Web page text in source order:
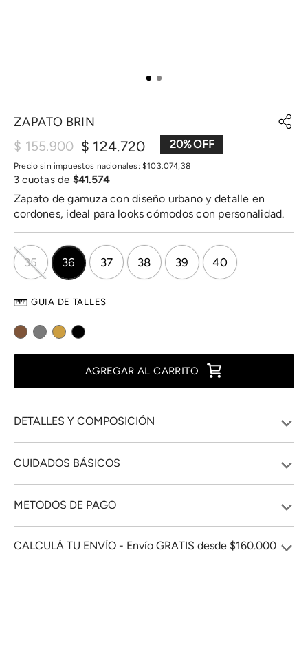
ZAPATO BRIN
$ 124.720
$ 155.900 20%
Precio sin impuestos nacionales: $103.074, 38
3 cuotas de $41.574
Zapato de gamuza con diseño urbano y detalle en
cordones, ideal para looks cómodos con personalidad.
35 36 37 38 39 40
GUIA DE TALLES
AGREGAR AL CARRITO
DETALLES Y COMPOSICIÓN
CUIDADOS BÁSICOS
METODOS DE PAGO
CALCULÁ TU ENVÍO - Envío GRATIS desde $160.000